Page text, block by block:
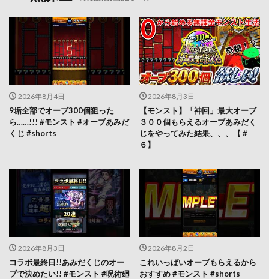
2026年8月4日
9垢全部でオーブ300個狙った
ら……!!! #モンスト #オーブあみだ
くじ #shorts
2026年8月3日
【モンスト】「神回」最大オーブ
３００個もらえるオーブあみだく
じをやってみた結果、、、【＃
６】
2026年8月3日
コラボ最終日!!あみだくじのオー
ブで決めたい!! #モンスト #呪術廻
2026年8月2日
これいっぱいオーブもらえるから
おすすめ #モンスト #shorts